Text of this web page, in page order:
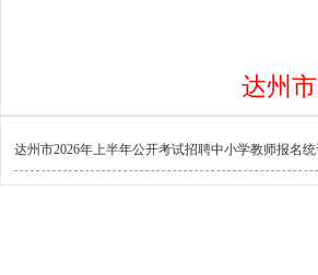
达州
达州市2026年上半年公开考试招聘中小学教师报名